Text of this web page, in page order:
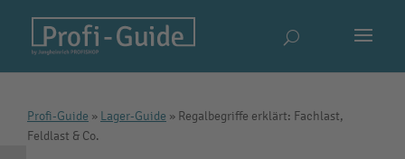
Profi-Guide » Lager-Guide » Regalbegriffe erklärt: Fachlast,
Feldlast & Co.